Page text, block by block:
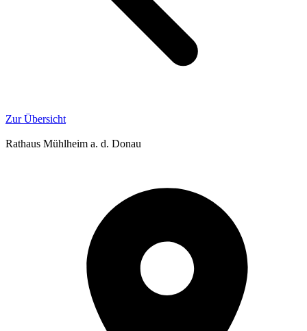
Zur Übersicht
Rathaus Mühlheim a. d. Donau